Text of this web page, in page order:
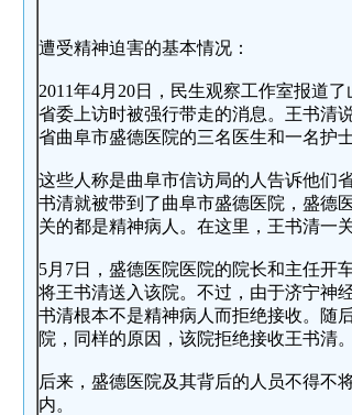
遭受精神迫害的基本情况：
2011年4月20日，民生观察工作室报道
省委上访时被强行带走的消息。王书清
省曲阜市盛德医院的三名医生和一名护士
这些人称是曲阜市信访局的人告诉他们
书清就被带到了曲阜市盛德医院，盛德
关的都是精神病人。在这里，王书清一关
5月7日，盛德医院医院的院长和主任开
将王书清送入该院。不过，由于济宁神
书清根本不是精神病人而拒绝接收。随
院，同样的原因，该院拒绝接收王书清。
后来，盛德医院及其背后的人员不得不
内。